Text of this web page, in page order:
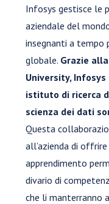
Infosys gestisce le
aziendale del
insegnanti a tempo
globale. Grazie
University,
istituto di ricerca
scienza dei dati
Questa
all’azienda di
apprendimento
divario di
che li manterranno